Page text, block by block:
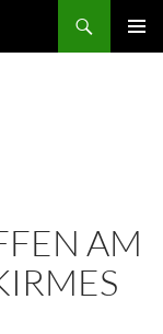
AM